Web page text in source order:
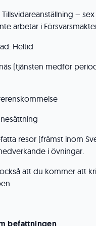
–
arbetar i
Heltid
(tjänsten medför
resor (främst inom
i övningar.
att du kommer att
befattningen